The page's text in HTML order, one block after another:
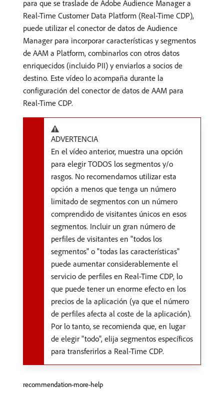
para que se traslade de Adobe Audience Manager a
Real-Time Customer Data Platform (Real-Time CDP),
puede utilizar el conector de datos de Audience
Manager para incorporar características y segmentos
de AAM a Platform, combinarlos con otros datos
enriquecidos (incluido PII) y enviarlos a socios de
destino. Este vídeo lo acompaña durante la
configuración del conector de datos de AAM para
Real-Time CDP.
ADVERTENCIA
En el vídeo anterior, muestra una opción
para elegir TODOS los segmentos y/o
rasgos. No recomendamos utilizar esta
opción a menos que tenga un número
limitado de segmentos con un número
comprendido de visitantes únicos en esos
segmentos. Incluir un gran número de
perfiles de visitantes en "todos los
segmentos" o "todas las características"
puede aumentar considerablemente el
servicio de perfiles en Real-Time CDP, lo
que puede tener un enorme efecto en los
precios de la aplicación (ya que el número
de perfiles afecta al coste de la aplicación).
Por lo tanto, se recomienda que, en lugar
de elegir "todo", elija segmentos específicos
para transferirlos a Real-Time CDP.
recommendation-more-help